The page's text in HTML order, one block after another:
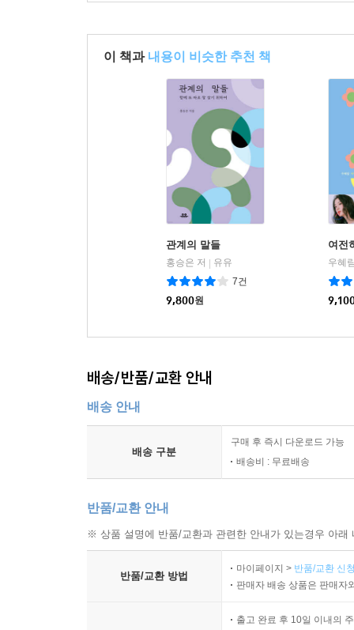
이 책과 내용이 비슷한 추천 책
관계의 말들
홍승은 저
유유
7건
9,800원
여전
우혜
배송/반품/교환 안내
배송 안내
배송 구분
구매 후 즉시 다운로드 가능
배송비 : 무료배송
반품/교환 안내
※ 상품 설명에 반품/교환과 관련한 안내가 있는경우 아
반품/교환 방법
마이페이지 > 반품/교환 신
판매자 배송 상품은 판매자
출고 완료 후 10일 이내의